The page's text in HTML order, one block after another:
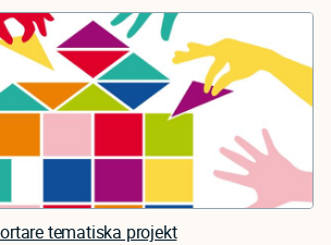
tematiska projekt